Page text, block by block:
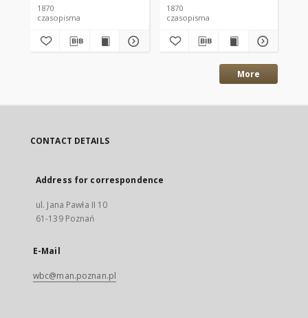
1870
czasopisma
1870
czasopisma
More
CONTACT DETAILS
Address for correspondence
ul. Jana Pawła II 10
61-139 Poznań
E-Mail
wbc@man.poznan.pl